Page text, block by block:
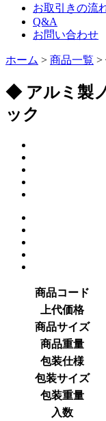
お取引きの流
Q&A
お問い合わせ
ホーム > 商品一覧 >
◆ アルミ製
ック
商品コード
上代価格
商品サイズ
商品重量
包装仕様
包装サイズ
包装重量
入数